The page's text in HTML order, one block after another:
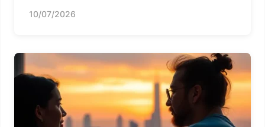
10/07/2026